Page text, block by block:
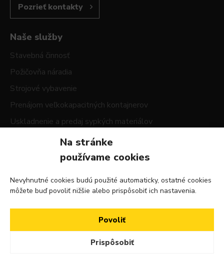
Na stránke
používame cookies
Nevyhnutné cookies budú použité automaticky, ostatné cookies
môžete buď povoliť nižšie alebo prispôsobiť ich nastavenia.
Povoliť
Prispôsobiť
Pozrieť kontakty
Naše služby
Stavebná činnosť
Požičovňa náradia
Strojové vybavenie
Prenájom veľkokapacitných kontajnerov
Uskladnenie a predaj sypkých materiálov
Fakturačné údaje
Hrachostav s.r.o.
Čepenská ulica 2598/6
926 01 Sereď
IČO: 47592559
IČ DPH: SK15964826683